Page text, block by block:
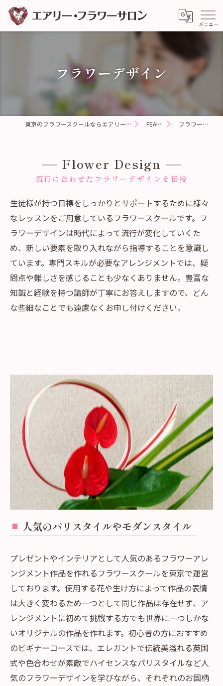
フラワーデザイン
東京のフラワースクールならエアリー・フラワーサロン FEATURE フラワーデザイン
流行に合わせたフラワーデザインを伝授
Flower Design
生徒様が持つ目標をしっかりとサポートするために様々
なレッスンをご用意しているフラワースクールです。フ
ラワーデザインは時代によって流行が変化していくた
め、新しい要素を取り入れながら指導することを意識し
ています。専門スキルが必要なアレンジメントでは、疑
問点や難しさを感じることも少なくありません。豊富な
知識と経験を持つ講師が丁寧にお答えしますので、どん
な些細なことでも遠慮なくお申し付けください。
人気のパリスタイルやモダンスタイル
プレゼントやインテリアとして人気のあるフラワーアレ
ンジメント作品を作れるフラワースクールを東京で運営
しております。使用する花や生け方によって作品の表情
は大きく変わるため一つとして同じ作品は存在せず、ア
レンジメントに初めて挑戦する方でも世界に一つしかな
いオリジナルの作品を作れます。初心者の方におすすめ
のビギナーコースでは、エレガントで伝統美溢れる英国
式や色合わせが素敵でハイセンスなパリスタイルなど人
気のフラワーデザインを学びながら、それぞれのお国柄